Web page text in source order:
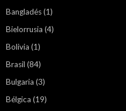
Bangladés(1)
Bielorrusia (4)
Bolivia (1)
Brasil (84)
Bulgaria (3)
Bélgica (19)